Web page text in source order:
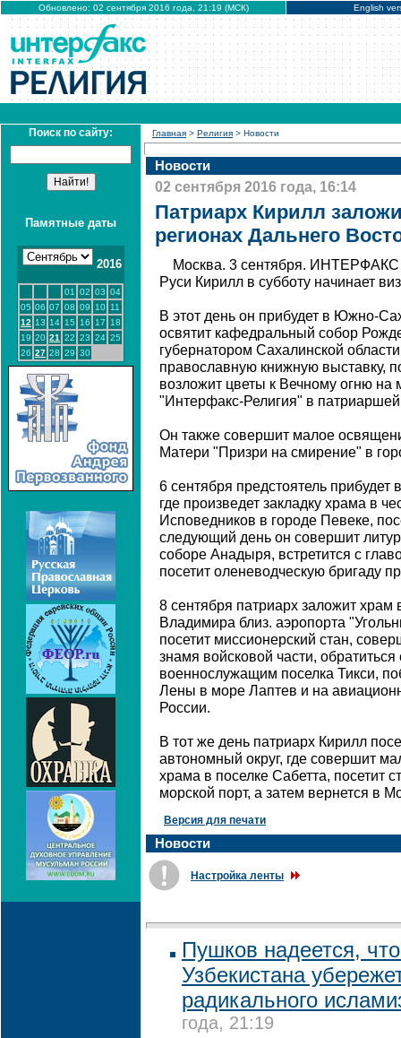
Обновлено: 02 сентября 2016 года, 21:19 (МСК) English
Поиск по сайту:
Памятные даты
2016
01 02 03 04
05 06 07 08 09 10
11
12 13 14 15 16 17
18
19 20 21 22 23 24 25
26 27 28 29 30
Главная > Религия > Новости
Новости
02 сентября 2016 года, 16:14
Патриарх Кирилл
регионах Дальнего
Москва. 3 сентября. ИНТЕРФАКС
Руси Кирилл в субботу начинает
В этот день он прибудет в Южно-
освятит кафедральный собор
губернатором Сахалинской
православную книжную выставку,
возложит цветы к Вечному огню
"Интерфакс-Религия" в
Он также совершит малое
Матери "Призри на смирение" в
6 сентября предстоятель прибудет
где произведет закладку храма в
Исповедников в городе Певеке,
следующий день он совершит
соборе Анадыря, встретится с
посетит оленеводческую бригаду
8 сентября патриарх заложит храм
Владимира близ. аэропорта
посетит миссионерский стан,
знамя войсковой части,
военнослужащим поселка Тикси,
Лены в море Лаптев и на
России.
В тот же день патриарх Кирилл
автономный округ, где совершит
храма в поселке Сабетта,
морской порт, а затем вернется в
Версия для печати
Новости
Настройка ленты
Пушков надеется,
Узбекистана
радикального
года, 21:19